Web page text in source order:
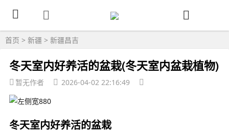
首页 > 新疆 > 新疆昌吉
冬天室内好养活的盆栽(冬天室内盆栽植物)
暂无作者 2026-04-02 22:16:49
冬天室内好养活的盆栽